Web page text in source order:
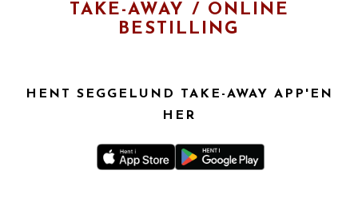
TAKE-AWAY / ONLINE
BESTILLING
HENT SEGGELUND TAKE-AWAY APP'EN
HER